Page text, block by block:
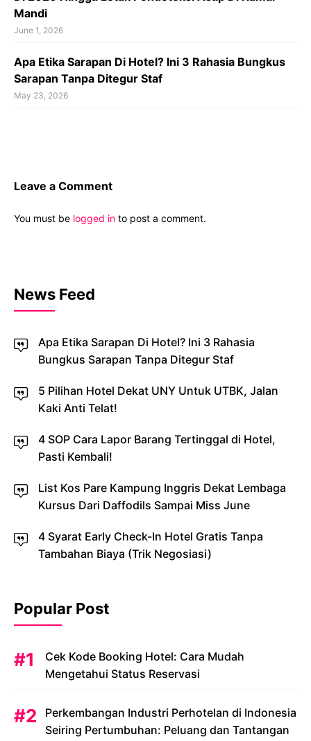
Mandi
June 1, 2026
Apa Etika Sarapan Di Hotel? Ini 3 Rahasia Bungkus
Sarapan Tanpa Ditegur Staf
May 23, 2026
Leave a Comment
You must be logged in to post a comment.
News Feed
Apa Etika Sarapan Di Hotel? Ini 3 Rahasia
Bungkus Sarapan Tanpa Ditegur Staf
5 Pilihan Hotel Dekat UNY Untuk UTBK, Jalan
Kaki Anti Telat!
4 SOP Cara Lapor Barang Tertinggal di Hotel,
Pasti Kembali!
List Kos Pare Kampung Inggris Dekat Lembaga
Kursus Dari Daffodils Sampai Miss June
4 Syarat Early Check-In Hotel Gratis Tanpa
Tambahan Biaya (Trik Negosiasi)
Popular Post
Cek Kode Booking Hotel: Cara Mudah
Mengetahui Status Reservasi
Perkembangan Industri Perhotelan di Indonesia
Seiring Pertumbuhan: Peluang dan Tantangan